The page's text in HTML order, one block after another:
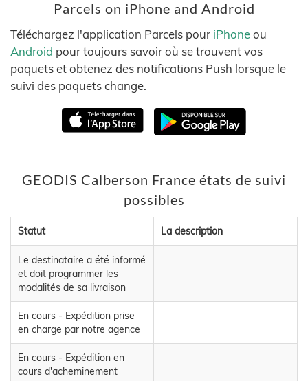
Parcels on iPhone and Android
Téléchargez l'application Parcels pour iPhoneou
Android pour toujours savoir où se trouvent vos
paquets et obtenez des notifications Push lorsque le
suivi des paquets change.
GEODIS Calberson France états de suivi
possibles
Statut La description
Le destinataire a été informé
et doit programmer les
modalités de sa livraison
En cours - Expédition prise
en charge par notre agence
En cours - Expédition en
cours d'acheminement